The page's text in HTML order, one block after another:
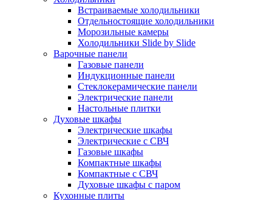
Встраиваемые холодильники
Отдельностоящие холодильники
Морозильные камеры
Холодильники Slide by Slide
Варочные панели
Газовые панели
Индукционные панели
Стеклокерамические панели
Электрические панели
Настольные плитки
Духовые шкафы
Электрические шкафы
Электрические с СВЧ
Газовые шкафы
Компактные шкафы
Компактные с СВЧ
Духовые шкафы с паром
Кухонные плиты